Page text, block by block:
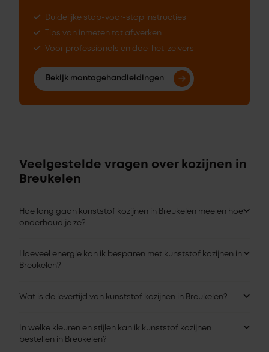
Duidelijke stap-voor-stap instructies
Tips van inmeten tot afwerken
Voor professionals en doe-het-zelvers
Bekijk montagehandleidingen
Veelgestelde vragen over kozijnen in
Breukelen
Hoe lang gaan kunststof kozijnen in Breukelen mee en hoe
onderhoud je ze?
Hoeveel energie kan ik besparen met kunststof kozijnen in
Breukelen?
Wat is de levertijd van kunststof kozijnen in Breukelen?
In welke kleuren en stijlen kan ik kunststof kozijnen
bestellen in Breukelen?